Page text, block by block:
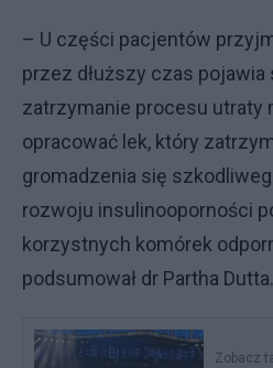
– U części pacjentów
przez dłuższy czas pojawia
zatrzymanie procesu utraty
opracować lek, który
gromadzenia się
rozwoju insulinooporności
korzystnych komórek
podsumował dr Partha Dutta.
Zobacz